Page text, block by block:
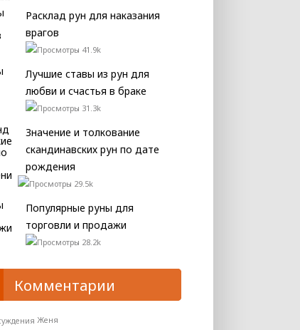
Расклад рун для наказания
врагов
41.9k
Лучшие ставы из рун для
любви и счастья в браке
31.3k
Значение и толкование
скандинавских рун по дате
рождения
29.5k
Популярные руны для
торговли и продажи
28.2k
Комментарии
Женя